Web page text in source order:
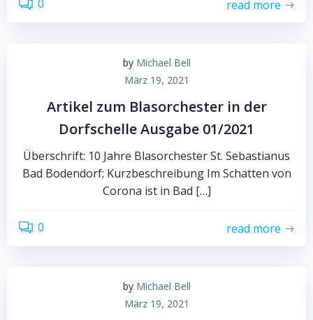
0 read more
by Michael Bell
März 19, 2021
Artikel zum Blasorchester in der
Dorfschelle Ausgabe 01/2021
Überschrift: 10 Jahre Blasorchester St. Sebastianus
Bad Bodendorf; Kurzbeschreibung Im Schatten von
Corona ist in Bad […]
0 read more
by Michael Bell
März 19, 2021